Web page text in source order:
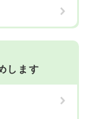
します